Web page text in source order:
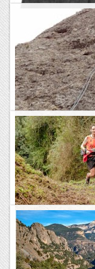
Coma l’Espasa.
Ressenyes de mig món
Via fenomeno al
Un parell de ratlles a la
Ballard és tota la
Clua. El principal repte
Escalada per a tontos
Cursa de
Distància: 21.000
11s.Ritme: 6m